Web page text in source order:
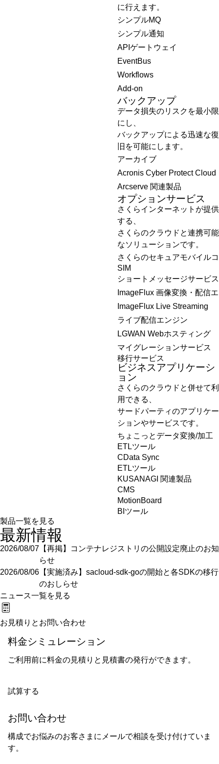
に行えます。
シンプルMQ
シンプル通知
APIゲートウェイ
EventBus
Workflows
Add-on
バックアップ
データ損失のリスクを最小限
にし、
バックアップによる迅速な復
旧を可能にします。
アーカイブ
Acronis Cyber Protect Cloud
Arcserve 関連製品
オプションサービス
さくらインターネットが提供
する、
さくらのクラウドと連携可能
なソリューションです。
さくらのセキュアモバイル
SIM
ショートメッセージサービス
ImageFlux 画像変換・配信
ImageFlux Live Streaming
ライブ配信エンジン
LGWAN Webホスティング
マイグレーションサービス
移行サービス
ビジネスアプリケーシ
ョン
さくらのクラウドと併せて利
用できる、
サードパーティのアプリケー
ションやサービスです。
ちょこっとデータ変換/加工
ETLツール
CData Sync
ETLツール
KUSANAGI 関連製品
CMS
MotionBoard
BIツール
製品一覧を見る
最新情報
2026/08/07 【再掲】コンテナレジストリの公開設定廃止のお知
らせ
2026/08/06 【実施済み】sacloud-sdk-goの開始と各SDKの移行
のおしらせ
ニュース一覧を見る
お見積りとお問い合わせ
料金シミュレーション
ご利用前に料金の見積りと見積書の発行ができます。
試算する
お問い合わせ
構成でお悩みのお客さまにメールで相談を受け付けていま
す。